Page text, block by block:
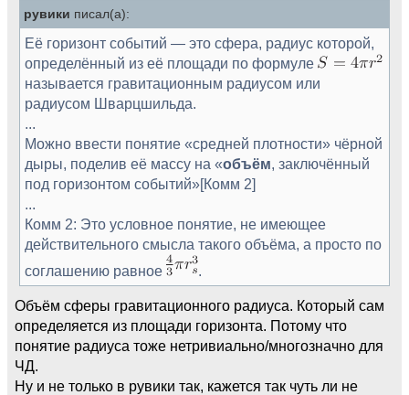
рувики писал(а):
Её горизонт событий — это сфера, радиус которой,
определённый из её площади по формуле
называется гравитационным радиусом или
радиусом Шварцшильда.
...
Можно ввести понятие «средней плотности» чёрной
дыры, поделив её массу на «объём, заключённый
под горизонтом событий»[Комм 2]
...
Комм 2: Это условное понятие, не имеющее
действительного смысла такого объёма, а просто по
соглашению равное
.
Объём сферы гравитационного радиуса. Который сам
определяется из площади горизонта. Потому что
понятие радиуса тоже нетривиально/многозначно для
ЧД.
Ну и не только в рувики так, кажется так чуть ли не